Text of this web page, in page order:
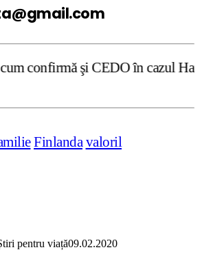
în cazul Handyside vs.
Finlanda valoril
pentru viață09.02.2020